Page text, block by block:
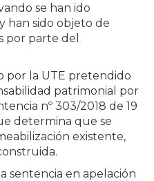
se han ido
han sido objeto de
por parte del
por la UTE pretendido
patrimonial por
nº 303/2018 de 19
determina que se
existente,
sentencia en apelación